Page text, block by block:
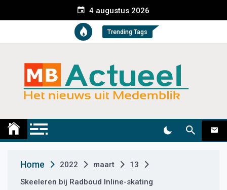
e
t
4 augustus 2026
Trending Tags
Medemblik Actueel
Home 2022 maart
13
Skeeleren bij Radboud Inline-skating